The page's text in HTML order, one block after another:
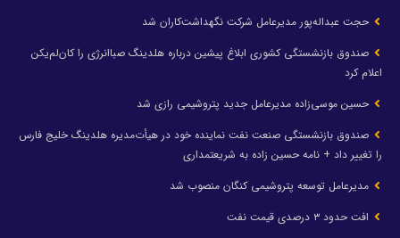
حجت عبداله‌پور مدیرعامل شرکت نگهداشت‌کاران شد
صندوق بازنشستگی کشوری ابلاغ پیشین درباره هلدینگ صباانرژی را کان‌لم‌یکن
اعلام کرد
حسین موسی‌زاده مدیرعامل جدید پتروشیمی رازی شد
صندوق بازنشستگی صنعت نفت نماینده خود در هیأت‌مدیره هلدینگ خلیج فارس
را تغییر داد + نامه حسین زاده به شریعتمداری
مدیرعامل توسعه پتروشیمی کنگان منصوب شد
افت حدود ۳ درصدی قیمت نفت